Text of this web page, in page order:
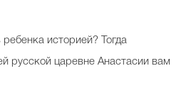
историей? Тогда
русской царевне Анастасии вам